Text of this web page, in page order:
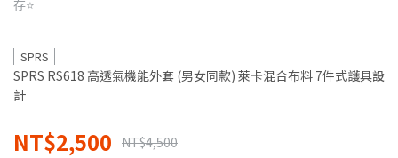
存⭐️
SPRS
SPRS RS618 高透氣機能外套 (男女同款) 萊卡混合布料 7件式護具設
計
NT$2,500 NT$4,500